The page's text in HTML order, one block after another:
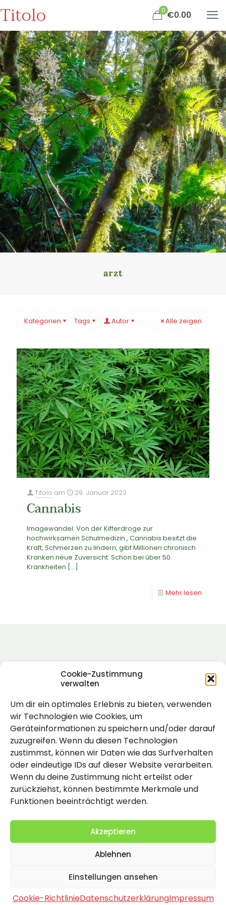
Cookie-Zustimmung
verwalten
Um dir ein optimales Erlebnis zu bieten, verwenden
wir Technologien wie Cookies, um
Geräteinformationen zu speichern und/oder darauf
zuzugreifen. Wenn du diesen Technologien
zustimmst, können wir Daten wie das Surfverhalten
oder eindeutige IDs auf dieser Website verarbeiten.
Wenn du deine Zustimmung nicht erteilst oder
zurückziehst, können bestimmte Merkmale und
Funktionen beeinträchtigt werden.
Akzeptieren
Ablehnen
Einstellungen ansehen
Cookie-RichtlinieDatenschutzerklärungImpressum
Titolo 0 €0.00
arzt
Kategorien Tags Autor Alle zeigen
Titolo am 29. Januar 2023
Cannabis
Imagewandel: Von der Kifferdroge zur
hochwirksamen Schulmedizin , Cannabis besitzt die
Kraft, Schmerzen zu lindern, gibt Millionen chronisch
Kranken neue Zuversicht. Schon bei über 50
Krankheiten […]
Mehr lesen
Rechtlich
Impressum
Datenschutzerklärung
Cookie-Richtlinie (EU)